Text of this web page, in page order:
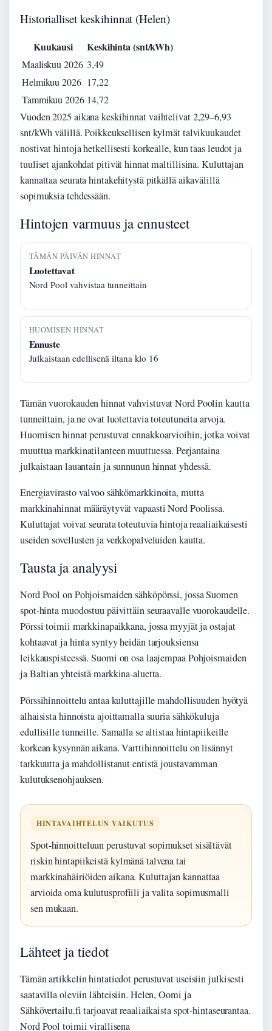
Historialliset keskihinnat (Helen)
Kuukausi Keskihinta (snt/kWh)
Maaliskuu 2026 3,49
Helmikuu 2026 17,22
Tammikuu 2026 14,72
Vuoden 2025 aikana keskihinnat vaihtelivat 2,29–6,93
snt/kWh välillä. Poikkeuksellisen kylmät talvikuukaudet
nostivat hintoja hetkellisesti korkealle, kun taas leudot ja
tuuliset ajankohdat pitivät hinnat maltillisina. Kuluttajan
kannattaa seurata hintakehitystä pitkällä aikavälillä
sopimuksia tehdessään.
Hintojen varmuus ja ennusteet
TÄMÄN PÄIVÄN HINNAT
Luotettavat
Nord Pool vahvistaa tunneittain
HUOMISEN HINNAT
Ennuste
Julkaistaan edellisenä iltana klo 16
Tämän vuorokauden hinnat vahvistuvat Nord Poolin kautta
tunneittain, ja ne ovat luotettavia toteutuneita arvoja.
Huomisen hinnat perustuvat ennakkoarvioihin, jotka voivat
muuttua markkinatilanteen muuttuessa. Perjantaina
julkaistaan lauantain ja sunnunun hinnat yhdessä.
Energiavirasto valvoo sähkömarkkinoita, mutta
markkinahinnat määräytyvät vapaasti Nord Poolissa.
Kuluttajat voivat seurata toteutuvia hintoja reaaliaikaisesti
useiden sovellusten ja verkkopalveluiden kautta.
Tausta ja analyysi
Nord Pool on Pohjoismaiden sähköpörssi, jossa Suomen
spot-hinta muodostuu päivittäin seuraavalle vuorokaudelle.
Pörssi toimii markkinapaikkana, jossa myyjät ja ostajat
kohtaavat ja hinta syntyy heidän tarjouksiensa
leikkauspisteessä. Suomi on osa laajempaa Pohjoismaiden
ja Baltian yhteistä markkina-aluetta.
Pörssihinnoittelu antaa kuluttajille mahdollisuuden hyötyä
alhaisista hinnoista ajoittamalla suuria sähkökuluja
edullisille tunneille. Samalla se altistaa hintapiikeille
korkean kysynnän aikana. Varttihinnoittelu on lisännyt
tarkkuutta ja mahdollistanut entistä joustavamman
kulutuksenohjauksen.
HINTAVAIHTELUN VAIKUTUS
Spot-hinnoitteluun perustuvat sopimukset sisältävät
riskin hintapiikeistä kylmänä talvena tai
markkinahäiriöiden aikana. Kuluttajan kannattaa
arvioida oma kulutusprofiili ja valita sopimusmalli
sen mukaan.
Lähteet ja tiedot
Tämän artikkelin hintatiedot perustuvat useisiin julkisesti
saatavilla oleviin lähteisiin. Helen, Oomi ja
Sähkövertailu.fi tarjoavat reaaliaikaista spot-hintaseurantaa.
Nord Pool toimii virallisena